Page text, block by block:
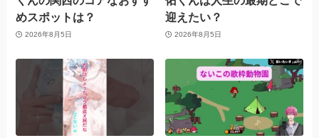
めスポットは？
2026年8月5日
迎えたい？
2026年8月5日